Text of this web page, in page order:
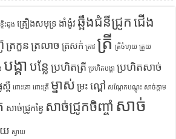
ខ្ទិះដូង គ្រឿងសមុទ្រ ងាំង៉ូវ ឆ្អឹងជំនីជ្រូក ជើង
ត្រកួន ត្រលាច ត្រសក់ ត្រាវ ត្រី ត្រីចំហុយ ត្រួយ
បង្គា បន្លែ ប្រហិតត្រី ប្រហិតបង្គា ប្រហិតសាច់
ស្ពឺ ពោះគោ ពោះត្រី ម្នាស់ ម្រះ ល្ពៅ សណ្តែកបណ្តុះ សាច់ក្តាម
សាច់ជ្រូកខ្វៃ សាច់ជ្រូកចិញ្ចាំ សាច់
យ ស្វាយ